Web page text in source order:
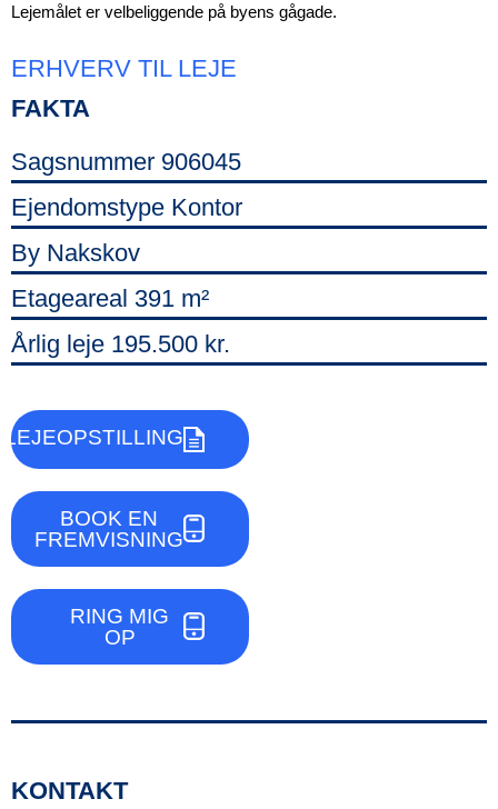
Lejemålet er velbeliggende på byens gågade.
ERHVERV TIL LEJE
FAKTA
Sagsnummer 906045
Ejendomstype Kontor
By Nakskov
Etageareal 391 m²
Årlig leje 195.500 kr.
LEJEOPSTILLING
BOOK EN
FREMVISNING
RING MIG
OP
KONTAKT